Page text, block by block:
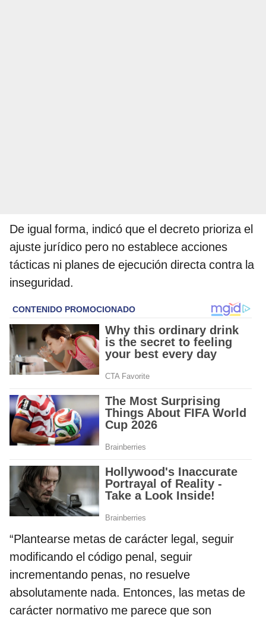
De igual forma, indicó que el decreto prioriza el
ajuste jurídico pero no establece acciones
tácticas ni planes de ejecución directa contra la
inseguridad.
“Plantearse metas de carácter legal, seguir
modificando el código penal, seguir
incrementando penas, no resuelve
absolutamente nada. Entonces, las metas de
carácter normativo me parece que son